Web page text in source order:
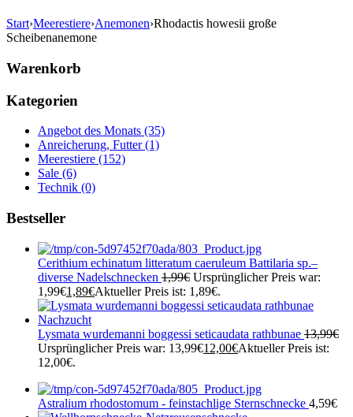
Start›Meerestiere›Anemonen›Rhodactis howesii große
Scheibenanemone
Warenkorb
Kategorien
Angebot des Monats (35)
Anreicherung, Futter (1)
Meerestiere (152)
Sale (6)
Technik (0)
Bestseller
Cerithium echinatum litteratum caeruleum Battilaria sp.–
diverse Nadelschnecken 1,99€ Ursprünglicher Preis war:
1,99€1,89€Aktueller Preis ist: 1,89€.
Lysmata wurdemanni boggessi seticaudata rathbunae 13,99€
Ursprünglicher Preis war: 13,99€12,00€Aktueller Preis ist:
12,00€.
Astralium rhodostomum - feinstachlige Sternschnecke 4,59€